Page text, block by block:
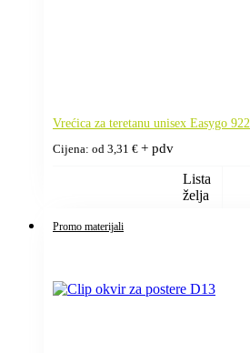
Vrećica za teretanu unisex Easygo 922
Cijena: od 3,31 € + pdv
Lista
želja
Promo materijali